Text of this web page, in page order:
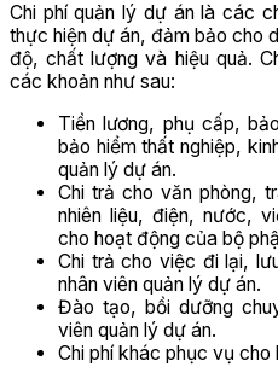
Chi phí quản lý dự án là các
thực hiện dự án, đảm bảo cho
độ, chất lượng và hiệu quả.
các khoản như sau:
Tiền lương, phụ cấp,
bảo hiểm thất nghiệp,
quản lý dự án.
Chi trả cho văn phòng,
nhiên liệu, điện, nước,
cho hoạt động của bộ
Chi trả cho việc đi lại,
nhân viên quản lý dự án.
Đào tạo, bồi dưỡng
viên quản lý dự án.
Chi phí khác phục vụ